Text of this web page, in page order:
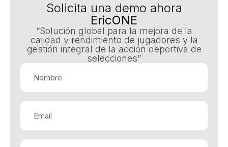
Solicita una demo ahora
EricONE
“Solución global para la mejora de la
calidad y rendimiento de jugadores y la
gestión integral de la acción deportiva de
selecciones”